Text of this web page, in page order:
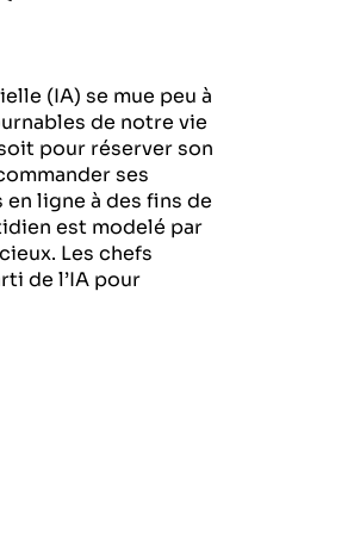
(IA) se mue peu à
de notre vie
pour réserver son
ses
ligne à des fins de
est modelé par
Les chefs
de l’IA pour